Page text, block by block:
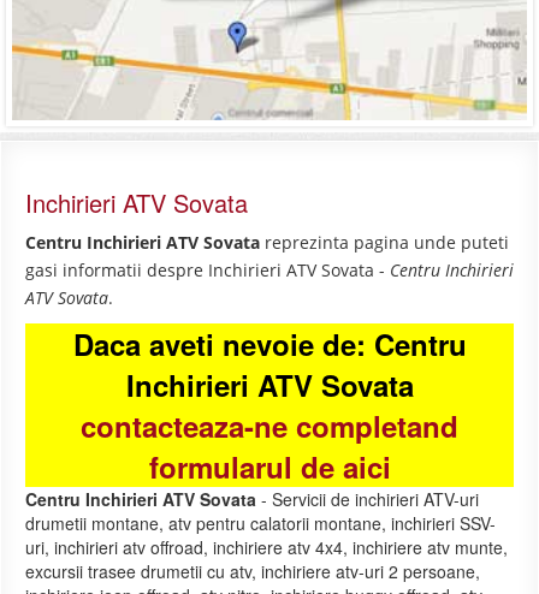
Inchirieri ATV Sovata
Centru Inchirieri ATV Sovata reprezinta pagina unde puteti
gasi informatii despre Inchirieri ATV Sovata - Centru Inchirieri
ATV Sovata.
Daca aveti nevoie de: Centru
Inchirieri ATV Sovata
contacteaza-ne completand
formularul de aici
Centru Inchirieri ATV Sovata - Servicii de inchirieri ATV-uri
drumetii montane, atv pentru calatorii montane, inchirieri SSV-
uri, inchirieri atv offroad, inchiriere atv 4x4, inchiriere atv munte,
excursii trasee drumetii cu atv, inchiriere atv-uri 2 persoane,